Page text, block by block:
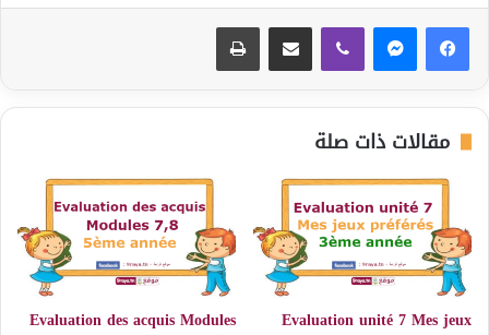
مقالات ذات صلة
Evaluation unité 7 Mes jeux
Evaluation des acquis Modules